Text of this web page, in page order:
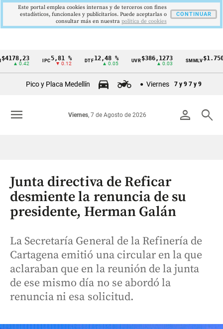
Cintillo
Colombia
IPC 5,81 %
▼ 0.12
DTF 12,48 %
▲ 0.05
UVR $386,1273
▲ 0.03
SMMLV $1.750.905
Pico y Placa Medellín Viernes 7 y 9 7 y 9
person search
Viernes, 7 de Agosto de 2026
menu
Junta directiva de Reficar
desmiente la renuncia de su
presidente, Herman Galán
La Secretaría General de la Refinería de
Cartagena emitió una circular en la que
aclaraban que en la reunión de la junta
de ese mismo día no se abordó la
renuncia ni esa solicitud.
Este portal emplea cookies internas y de terceros con fines
estadísticos, funcionales y publicitarios. Puede aceptarlas o
consultar más en nuestra politica de cookies
CONTINUAR